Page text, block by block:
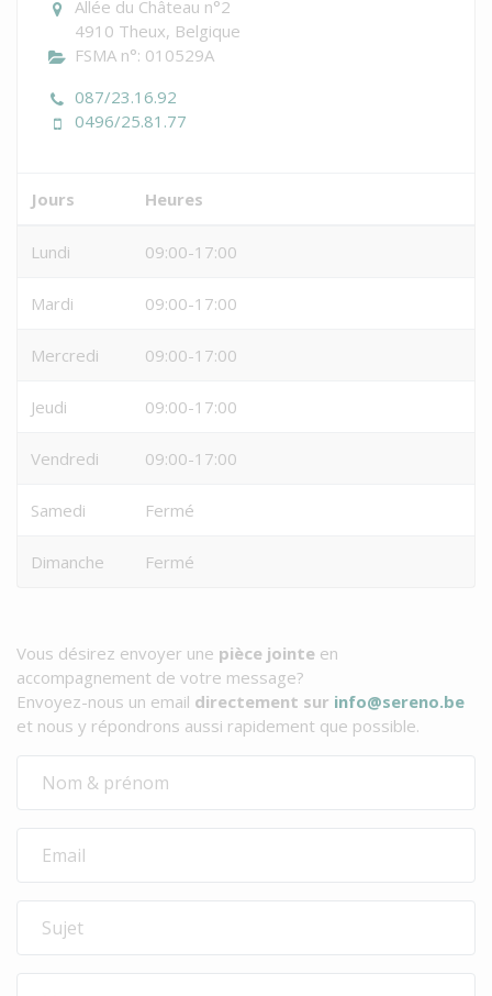
Allée du Château n°2
4910 Theux, Belgique
FSMA n°: 010529A
087/23.16.92
0496/25.81.77
Jours Heures
Lundi 09:00-17:00
Mardi 09:00-17:00
Mercredi 09:00-17:00
Jeudi 09:00-17:00
Vendredi 09:00-17:00
Samedi Fermé
Dimanche Fermé
Vous désirez envoyer une pièce jointe en
accompagnement de votre message?
Envoyez-nous un email directement sur info@sereno.be
et nous y répondrons aussi rapidement que possible.